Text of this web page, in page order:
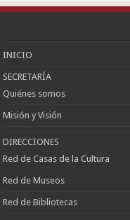
Escort
Keçiören
Escort
INICIO
SECRETARÍA
Quiénes somos
Misión y Visión
DIRECCIONES
Red de Casas de la Cultura
Red de Museos
Red de Bibliotecas